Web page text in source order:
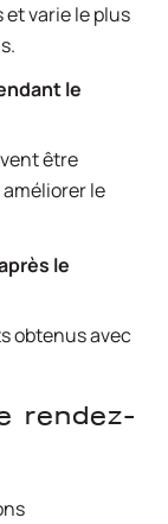
et varie le plus
le
être
le
le
obtenus avec
rendez-